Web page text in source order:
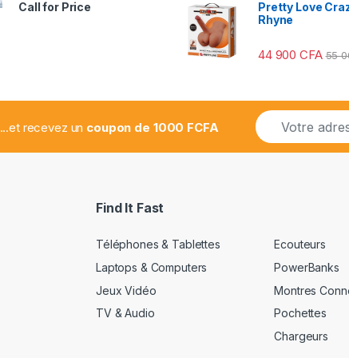
Note
2.78
Call for Price
Pretty Love
Rhyne
44 900CFA 55
...et recevez un coupon de 1000 FCFA
E
m
a
Find It Fast
Téléphones & Tablettes
Laptops & Computers
Jeux Vidéo
TV & Audio
Ecouteurs
PowerBanks
Montres
Pochettes
Chargeurs